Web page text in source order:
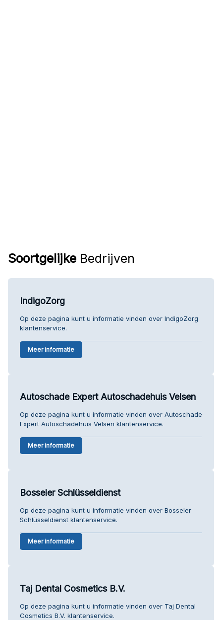
Soortgelijke Bedrijven
IndigoZorg
Op deze pagina kunt u informatie vinden over IndigoZorg
klantenservice.
Meer informatie
Autoschade Expert Autoschadehuis Velsen
Op deze pagina kunt u informatie vinden over Autoschade
Expert Autoschadehuis Velsen klantenservice.
Meer informatie
Bosseler Schlüsseldienst
Op deze pagina kunt u informatie vinden over Bosseler
Schlüsseldienst klantenservice.
Meer informatie
Taj Dental Cosmetics B.V.
Op deze pagina kunt u informatie vinden over Taj Dental
Cosmetics B.V. klantenservice.